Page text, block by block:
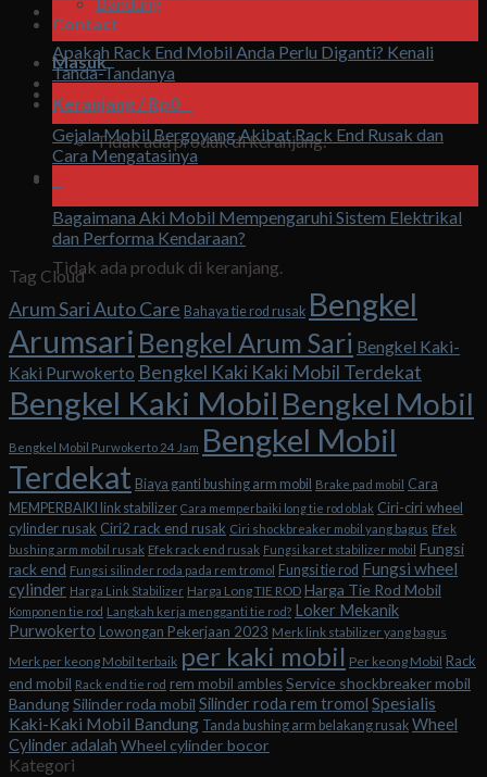
Contact
Masuk
Keranjang / Rp0
Tidak ada produk di keranjang.
Keranjang
Tidak ada produk di keranjang.
Agu
Apakah Rack End Mobil Anda Perlu Diganti? Kenali
Tanda-Tandanya
07
Agu
Gejala Mobil Bergoyang Akibat Rack End Rusak dan
Cara Mengatasinya
Bagaimana Aki Mobil Mempengaruhi Sistem Elektrikal
dan Performa Kendaraan?
Tag Cloud
Arum Sari Auto Care Bahaya tie rod rusak Bengkel
Arumsari Bengkel Arum Sari Bengkel Kaki-
Kaki Purwokerto Bengkel Kaki Kaki Mobil Terdekat
Bengkel Kaki Mobil Bengkel Mobil
Bengkel Mobil Purwokerto 24 Jam Bengkel Mobil
Terdekat Biaya ganti bushing arm mobil Brake pad mobil Cara
MEMPERBAIKI link stabilizer Cara memperbaiki long tie rod oblak Ciri-ciri wheel
cylinder rusak Ciri2 rack end rusak Ciri shockbreaker mobil yang bagus Efek
bushing arm mobil rusak Efek rack end rusak Fungsi karet stabilizer mobil Fungsi
rack end Fungsi silinder roda pada rem tromol Fungsi tie rod Fungsi wheel
cylinder Harga Link Stabilizer Harga Long TIE ROD Harga Tie Rod Mobil
Komponen tie rod Langkah kerja mengganti tie rod? Loker Mekanik
Purwokerto Lowongan Pekerjaan 2023 Merk link stabilizer yang bagus
Merk per keong Mobil terbaik per kaki mobil Per keong Mobil Rack
end mobil Rack end tie rod rem mobil amblesService shockbreaker mobil
BandungSilinder roda mobil Silinder roda rem tromol Spesialis
Kaki-Kaki Mobil Bandung Tanda bushing arm belakang rusak Wheel
Cylinder adalah Wheel cylinder bocor
Kategori